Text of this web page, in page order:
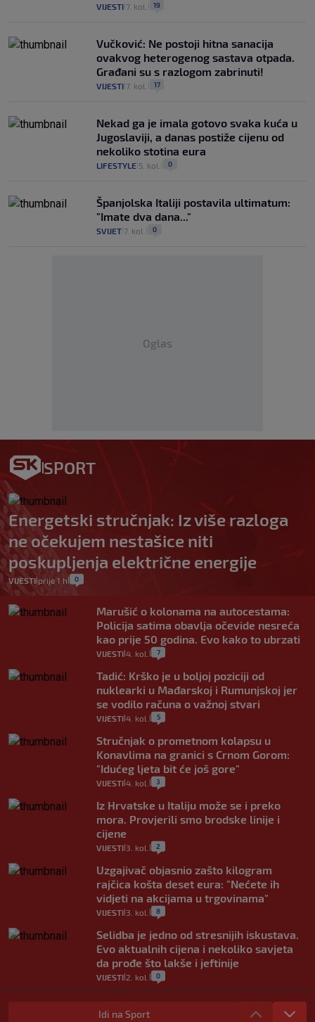
VIJESTI 7. kol. 19
Vučković: Ne postoji hitna sanacija
ovakvog heterogenog sastava otpada.
Građani su s razlogom zabrinuti!
VIJESTI 7. kol. 17
Nekad ga je imala gotovo svaka kuća u
Jugoslaviji, a danas postiže cijenu od
nekoliko stotina eura
LIFESTYLE 5. kol. 0
Španjolska Italiji postavila ultimatum:
"Imate dva dana..."
SVIJET 7. kol. 0
Oglas
SPORT
Energetski stručnjak: Iz više razloga
ne očekujem nestašice niti
poskupljenja električne energije
VIJESTI prije 1 h 0
Marušić o kolonama na autocestama:
Policija satima obavlja očevide nesreća
kao prije 50 godina. Evo kako to ubrzati
VIJESTI 4. kol. 7
Tadić: Krško je u boljoj poziciji od
nuklearki u Mađarskoj i Rumunjskoj jer
se vodilo računa o važnoj stvari
VIJESTI 4. kol. 5
Stručnjak o prometnom kolapsu u
Konavlima na granici s Crnom Gorom:
"Idućeg ljeta bit će još gore"
VIJESTI 4. kol. 3
Iz Hrvatske u Italiju može se i preko
mora. Provjerili smo brodske linije i
cijene
VIJESTI 3. kol. 2
Uzgajivač objasnio zašto kilogram
rajčica košta deset eura: "Nećete ih
vidjeti na akcijama u trgovinama"
VIJESTI 3. kol. 8
Selidba je jedno od stresnijih iskustava.
Evo aktualnih cijena i nekoliko savjeta
da prođe što lakše i jeftinije
VIJESTI 2. kol. 0
Izračunali smo koliko košta putovanje
automobilom na Hvar iz Zagreba, a
Idi na Sport